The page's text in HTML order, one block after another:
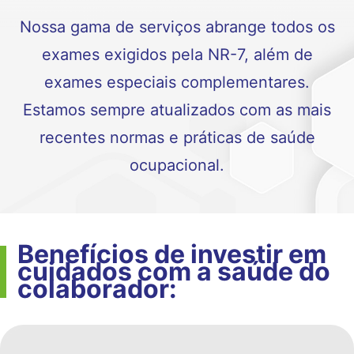
Nossa gama de serviços abrange todos os
exames exigidos pela NR-7, além de
exames especiais complementares.
Estamos sempre atualizados com as mais
recentes normas e práticas de saúde
ocupacional.
Benefícios de investir em
cuidados com a saúde do
colaborador: